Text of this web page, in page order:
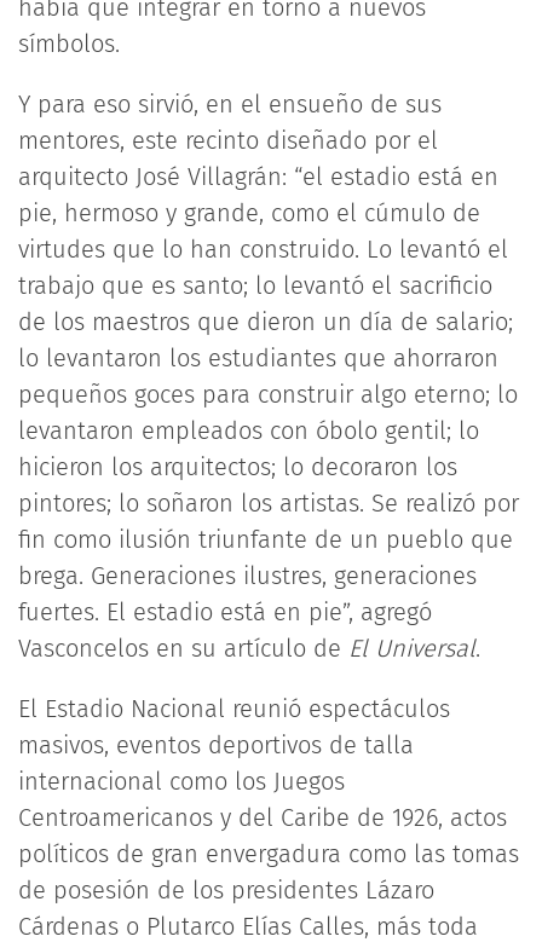
había que integrar en torno a nuevos
símbolos.
Y para eso sirvió, en el ensueño de sus
mentores, este recinto diseñado por el
arquitecto José Villagrán: “el estadio está en
pie, hermoso y grande, como el cúmulo de
virtudes que lo han construido. Lo levantó el
trabajo que es santo; lo levantó el sacrificio
de los maestros que dieron un día de salario;
lo levantaron los estudiantes que ahorraron
pequeños goces para construir algo eterno; lo
levantaron empleados con óbolo gentil; lo
hicieron los arquitectos; lo decoraron los
pintores; lo soñaron los artistas. Se realizó por
fin como ilusión triunfante de un pueblo que
brega. Generaciones ilustres, generaciones
fuertes. El estadio está en pie”, agregó
Vasconcelos en su artículo de El Universal.
El Estadio Nacional reunió espectáculos
masivos, eventos deportivos de talla
internacional como los Juegos
Centroamericanos y del Caribe de 1926, actos
políticos de gran envergadura como las tomas
de posesión de los presidentes Lázaro
Cárdenas o Plutarco Elías Calles, más toda